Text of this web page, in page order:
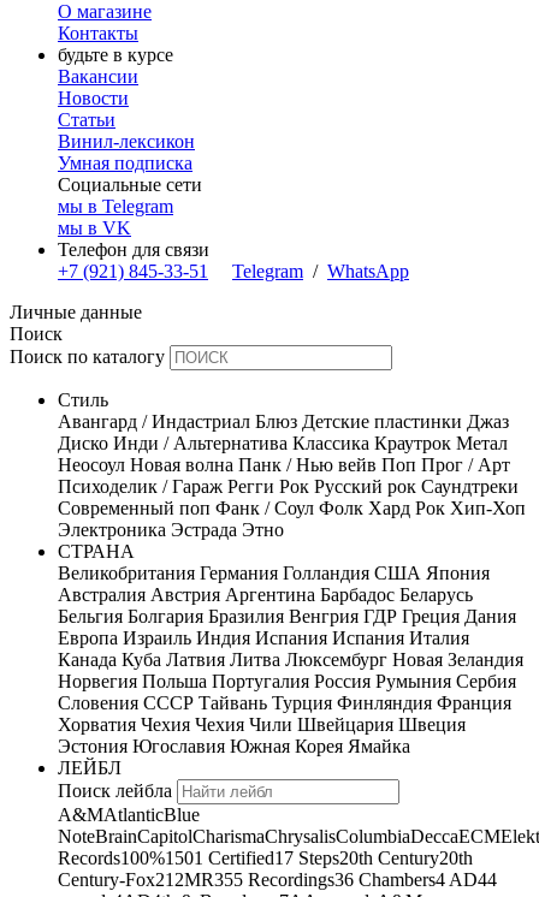
О магазине
Контакты
будьте в курсе
Вакансии
Новости
Статьи
Винил-лексикон
Умная подписка
Социальные сети
мы в Telegram
мы в VK
Телефон для связи
+7 (921) 845-33-51
Telegram / WhatsApp
Личные данные
Поиск
Поиск по каталогу
Стиль
Авангард / Индастриал Блюз Детские пластинки Джаз
Диско Инди / Альтернатива Классика Краутрок Метал
Неосоул Новая волна Панк / Нью вейв Поп Прог / Арт
Психоделик / Гараж Регги Рок Русский рок Саундтреки
Современный поп Фанк / Соул Фолк Хард Рок Хип-Хоп
Электроника Эстрада Этно
СТРАНА
Великобритания Германия Голландия США Япония
Австралия Австрия Аргентина Барбадос Беларусь
Бельгия Болгария Бразилия Венгрия ГДР Греция Дания
Европа Израиль Индия Испания Испания Италия
Канада Куба Латвия Литва Люксембург Новая Зеландия
Норвегия Польша Португалия Россия Румыния Сербия
Словения СССР Тайвань Турция Финляндия Франция
Хорватия Чехия Чехия Чили Швейцария Швеция
Эстония Югославия Южная Корея Ямайка
ЛЕЙБЛ
Поиск лейбла
A&MAtlanticBlue
NoteBrainCapitolCharismaChrysalisColumbiaDeccaECM
Records100%1501 Certified17 Steps20th Century20th
Century-Fox21 2MR355 Recordings36 Chambers4 AD44